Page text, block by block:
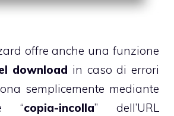
offre anche una funzione
download in caso di errori
semplicemente mediante
“copia-incolla” dell’URL